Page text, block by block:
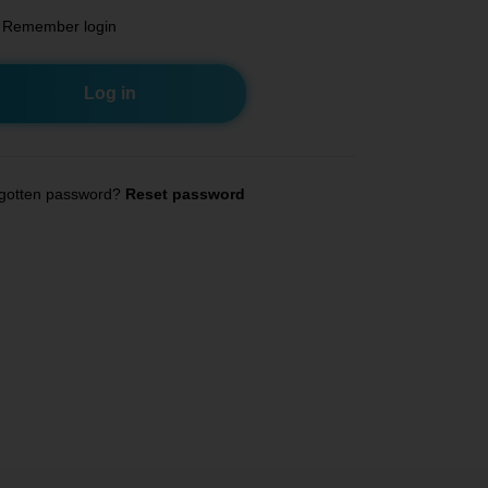
Remember login
password? Reset password